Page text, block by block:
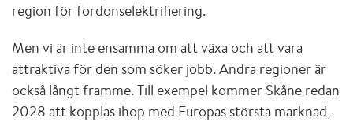
region för fordonselektrifiering.
Men vi är inte ensamma om att växa och att vara
attraktiva för den som söker jobb. Andra regioner är
också långt framme. Till exempel kommer Skåne redan
2028 att kopplas ihop med Europas största marknad,